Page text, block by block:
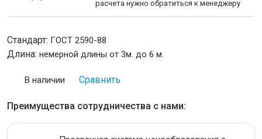
ПРОВОЛОКА
АКЦИИ
расчета нужно обратиться к менеджеру
Стандарт: ГОСТ 2590-88
Длина: немерной длины от 3м. до 6 м.
В наличии Сравнить
Преимущества сотрудничества с нами: